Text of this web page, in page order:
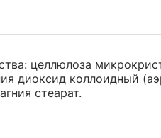
целлюлоза
диоксид коллоидный
стеарат.